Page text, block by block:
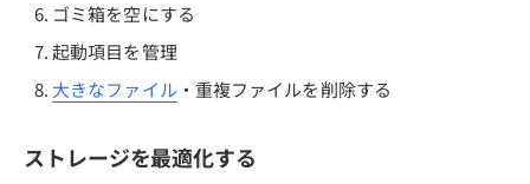
ゴミ箱を空にする
起動項目を管理
大きなファイル ・重複ファイルを削除する
ストレージを最適化する